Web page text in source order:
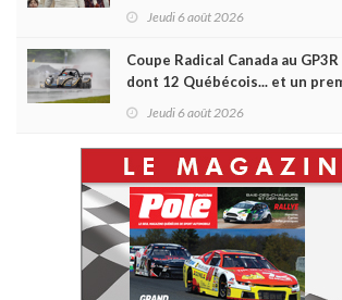
Jeudi 6 août 2026
Coupe Radical Canada au
dont 12 Québécois... et un
Jeudi 6 août 2026